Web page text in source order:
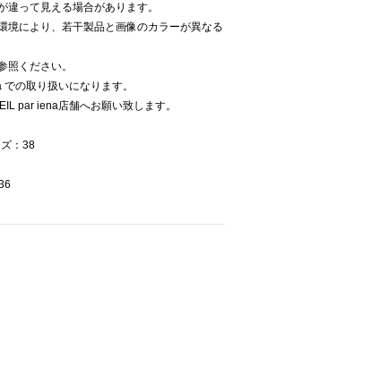
違って見える場合があります。
境により、若干製品と画像のカラーが異なる
照ください。
の取り扱いになります。
par iena店舗へお願い致します。
：38